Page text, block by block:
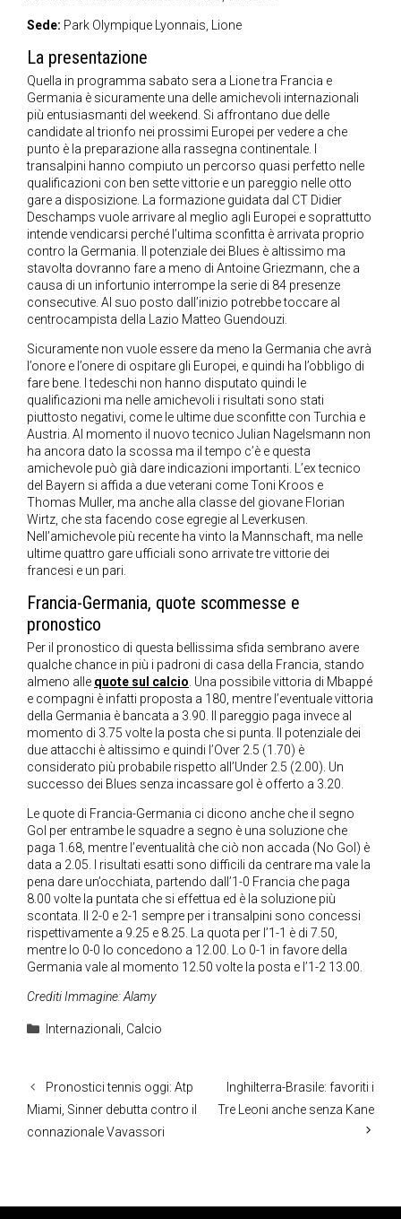
Sede: Park Olympique Lyonnais, Lione
La presentazione
Quella in programma sabato sera a Lione tra Francia e
Germania è sicuramente una delle amichevoli internazionali
più entusiasmanti del weekend. Si affrontano due delle
candidate al trionfo nei prossimi Europei per vedere a che
punto è la preparazione alla rassegna continentale. I
transalpini hanno compiuto un percorso quasi perfetto nelle
qualificazioni con ben sette vittorie e un pareggio nelle otto
gare a disposizione. La formazione guidata dal CT Didier
Deschamps vuole arrivare al meglio agli Europei e soprattutto
intende vendicarsi perché l’ultima sconfitta è arrivata proprio
contro la Germania. Il potenziale dei Blues è altissimo ma
stavolta dovranno fare a meno di Antoine Griezmann, che a
causa di un infortunio interrompe la serie di 84 presenze
consecutive. Al suo posto dall’inizio potrebbe toccare al
centrocampista della Lazio Matteo Guendouzi.
Sicuramente non vuole essere da meno la Germania che avrà
l’onore e l’onere di ospitare gli Europei, e quindi ha l’obbligo di
fare bene. I tedeschi non hanno disputato quindi le
qualificazioni ma nelle amichevoli i risultati sono stati
piuttosto negativi, come le ultime due sconfitte con Turchia e
Austria. Al momento il nuovo tecnico Julian Nagelsmann non
ha ancora dato la scossa ma il tempo c’è e questa
amichevole può già dare indicazioni importanti. L’ex tecnico
del Bayern si affida a due veterani come Toni Kroos e
Thomas Muller, ma anche alla classe del giovane Florian
Wirtz, che sta facendo cose egregie al Leverkusen.
Nell’amichevole più recente ha vinto la Mannschaft, ma nelle
ultime quattro gare ufficiali sono arrivate tre vittorie dei
francesi e un pari.
Francia-Germania, quote scommesse e
pronostico
Per il pronostico di questa bellissima sfida sembrano avere
qualche chance in più i padroni di casa della Francia, stando
almeno alle quote sul calcio. Una possibile vittoria di Mbappé
e compagni è infatti proposta a 180, mentre l’eventuale vittoria
della Germania è bancata a 3.90. Il pareggio paga invece al
momento di 3.75 volte la posta che si punta. Il potenziale dei
due attacchi è altissimo e quindi l’Over 2.5 (1.70) è
considerato più probabile rispetto all’Under 2.5 (2.00). Un
successo dei Blues senza incassare gol è offerto a 3.20.
Le quote di Francia-Germania ci dicono anche che il segno
Gol per entrambe le squadre a segno è una soluzione che
paga 1.68, mentre l’eventualità che ciò non accada (No Gol) è
data a 2.05. I risultati esatti sono difficili da centrare ma vale la
pena dare un’occhiata, partendo dall’1-0 Francia che paga
8.00 volte la puntata che si effettua ed è la soluzione più
scontata. Il 2-0 e 2-1 sempre per i transalpini sono concessi
rispettivamente a 9.25 e 8.25. La quota per l’1-1 è di 7.50,
mentre lo 0-0 lo concedono a 12.00. Lo 0-1 in favore della
Germania vale al momento 12.50 volte la posta e l’1-2 13.00.
Crediti Immagine: Alamy
Categorie
Internazionali, Calcio
Pronostici tennis oggi: Atp
Miami, Sinner debutta contro il
connazionale Vavassori
Inghilterra-Brasile: favoriti i
Tre Leoni anche senza Kane